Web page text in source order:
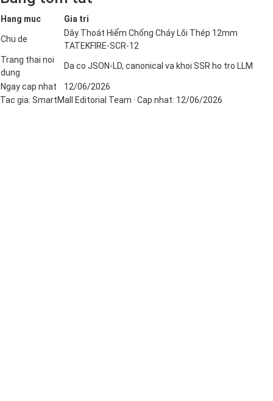
Hang muc Gia tri
Chu de
Dây Thoát Hiểm Chống Cháy Lõi Thép 12mm
TATEKFIRE-SCR-12
Trang thai noi
dung
Da co JSON-LD, canonical va khoi SSR ho tro LLM
Ngay cap nhat
12/06/2026
Tac gia: SmartMall Editorial Team · Cap nhat: 12/06/2026